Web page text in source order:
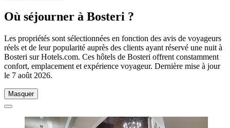
Où séjourner à Bosteri ?
Les propriétés sont sélectionnées en fonction des avis de voyageurs
réels et de leur popularité auprès des clients ayant réservé une nuit à
Bosteri sur Hotels.com. Ces hôtels de Bosteri offrent constamment
confort, emplacement et expérience voyageur. Dernière mise à jour
le 7 août 2026.
Masquer